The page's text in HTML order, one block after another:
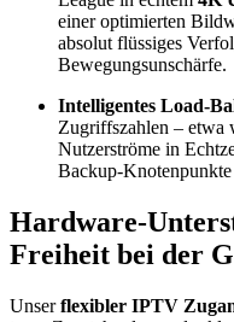
einer optimierten
absolut flüssiges
Bewegungsunschärfe.
Intelligentes Load-
Zugriffszahlen – etwa
Nutzerströme in
Backup-Knotenpunkte
Hardware-
Freiheit bei der
Unserflexibler IPTV